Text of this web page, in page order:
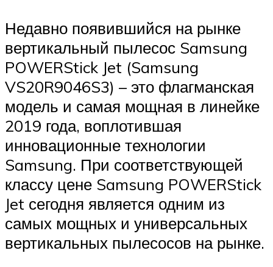
Недавно появившийся на рынке
вертикальный пылесос Samsung
POWERStick Jet (Samsung
VS20R9046S3) – это флагманская
модель и самая мощная в линейке
2019 года, воплотившая
инновационные технологии
Samsung. При соответствующей
классу цене Samsung POWERStick
Jet сегодня является одним из
самых мощных и универсальных
вертикальных пылесосов на рынке.